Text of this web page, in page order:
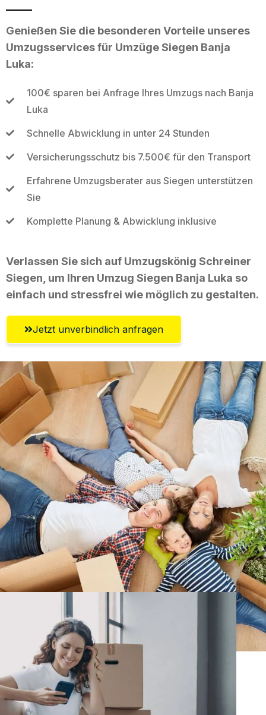
Genießen Sie die besonderen Vorteile unseres
Umzugsservices für Umzüge Siegen Banja
Luka:
100€ sparen bei Anfrage Ihres Umzugs nach Banja
Luka
Schnelle Abwicklung in unter 24 Stunden
Versicherungsschutz bis 7.500€ für den Transport
Erfahrene Umzugsberater aus Siegen unterstützen
Sie
Komplette Planung & Abwicklung inklusive
Verlassen Sie sich auf Umzugskönig Schreiner
Siegen, um Ihren Umzug Siegen Banja Luka so
einfach und stressfrei wie möglich zu gestalten.
Jetzt unverbindlich anfragen